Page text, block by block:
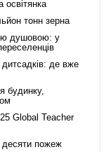
освітянка
тонн зерна
душовою: у
дитсадків: де вже
будинку,
Global Teacher
десяти пожеж